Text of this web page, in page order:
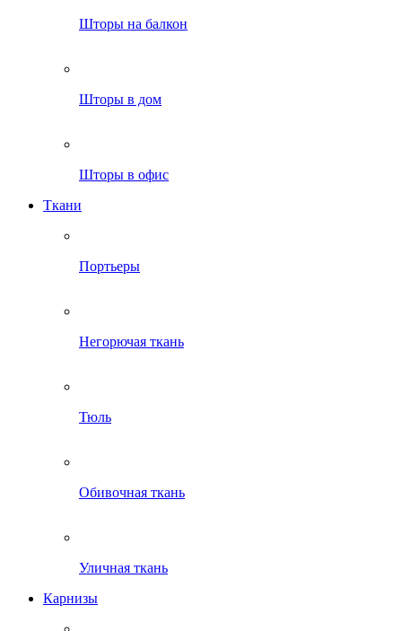
Шторы на балкон
Шторы в дом
Шторы в офис
Ткани
Портьеры
Негорючая ткань
Тюль
Обивочная ткань
Уличная ткань
Карнизы